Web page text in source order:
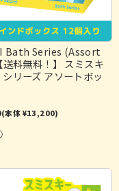
Bath Series (Assort
料無料！】 スミスキ
シリーズ アソートボッ
(本体 ¥13,200)